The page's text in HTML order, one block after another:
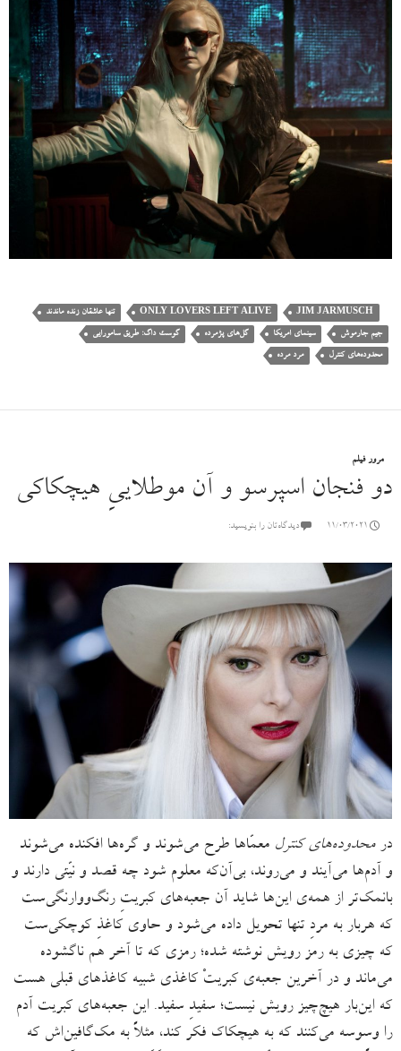
JIM JARMUSCH
ONLY LOVERS LEFT ALIVE تنها عاشقان زنده ماندند
جیم جارموش سینمای امریکا گل‌های پژمرده گوست داگ: طریق سامورایی
محدوده‌های کنترل مرد مرده
مرور فیلم
دو فنجان اسپرسو و آن موطلاییِ هیچکاکی
11/03/2021 دیدگاه‌تان را بنویسید:
درمحدوده‌ها‌ی‌ کنترل معمّاها طرح می‌شوند و گره‌ها افکنده می‌شوند
و آدم‌ها می‌آیند و می‌روند، بی‌آن‌که معلوم شود چه قصد و نیّتی دارند و
بانمک‌تر از همه‌ی این‌ها شاید‌ آن جعبه‌های کبریتِ رنگ‌ووارنگی‌ست
که هربار به مردِ تنها تحویل داده می‌شود و حاوی کاغذِ کوچکی‌ست
که چیزی به رمز رویش نوشته شده؛ رمزی که تا آخر هم ناگشوده
می‌ماند و در آخرین جعبه‌ی کبریتْ کاغذی شبیه کاغذهای قبلی هست
که این‌بار هیچ‌چیز رویش نیست؛ سفیدِ سفید. این جعبه‌های کبریت آدم
را وسوسه می‌کنند که به هیچکاک فکر کند، مثلاً به مک‌گافین‌اش که